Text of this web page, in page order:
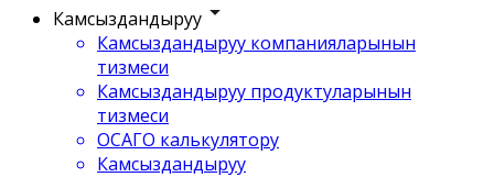
Камсыздандыруу
Камсыздандыруу компанияларынын
тизмеси
Камсыздандыруу продуктуларынын
тизмеси
ОСАГО калькулятору
Камсыздандыруу